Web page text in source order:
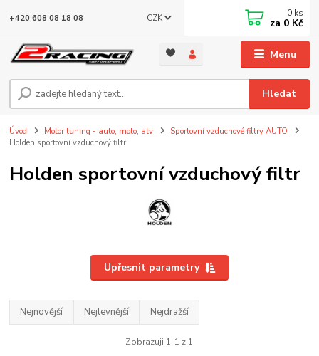
Menu
CZK
Hledat
+420 608 08 18 08 0 ks
za 0 Kč
Úvod Motor tuning - auto, moto, atv
Sportovní vzduchové filtry AUTO
Holden sportovní vzduchový filtr
Holden sportovní vzduchový filtr
Upřesnit parametry
Nejnovější Nejlevnější Nejdražší
Zobrazuji 1-1 z 1